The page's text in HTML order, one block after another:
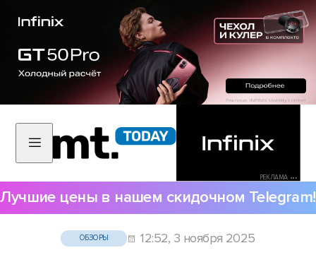
РЕКЛАМА •••
Лучшие цены в нашем скидочном Telegram!
ОБЗОРЫ 12:52, 3 ноября 2025